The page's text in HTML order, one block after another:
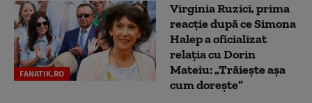
FANATIK.RO
Virginia Ruzici, prima
reacție după ce Simona
Halep a oficializat
relația cu Dorin
Mateiu: „Trăiește așa
cum dorește”